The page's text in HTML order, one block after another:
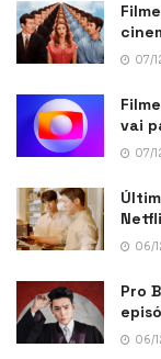
07/
vai
07/
06/
Pro
06/